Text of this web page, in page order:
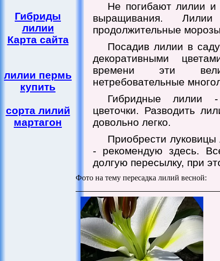
Гибриды
лилии
Карта сайта
лилии пермь
купить
сорта лилий
мартагон
Не погибают лилии и
выращивания.
продолжительные
Посадив лилии в
декоративными
времени эти
нетребовательные
Гибридные лилии -
цветочки. Разводить
довольно легко.
Приобрести луковицы
- рекомендую здесь.
долгую пересылку, при
Фото на тему пересадка лилий весной: